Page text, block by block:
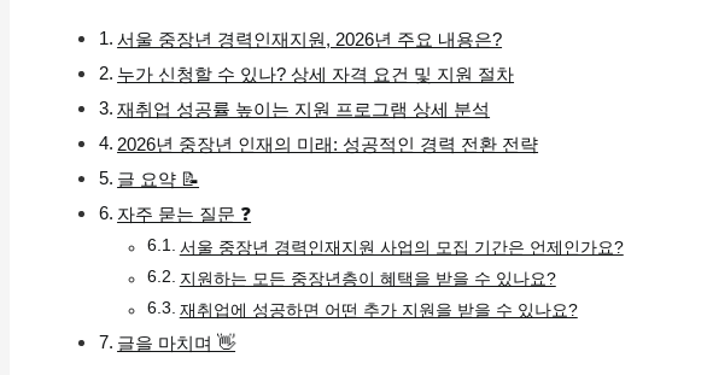
서울 중장년 경력인재지원, 2026년 주요 내용은?
누가 신청할 수 있나? 상세 자격 요건 및 지원 절차
재취업 성공률 높이는 지원 프로그램 상세 분석
2026년 중장년 인재의 미래: 성공적인 경력 전환 전략
글 요약 📝
자주 묻는 질문 ❓
서울 중장년 경력인재지원 사업의 모집 기간은 언제인가요?
지원하는 모든 중장년층이 혜택을 받을 수 있나요?
재취업에 성공하면 어떤 추가 지원을 받을 수 있나요?
글을 마치며 👋